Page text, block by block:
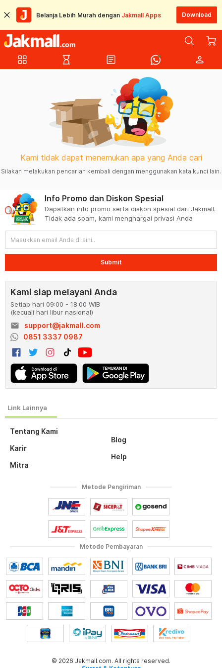
Belanja Lebih Murah dengan Jakmall Apps Download
grid_view hourglass_empty article person
Kami tidak dapat menemukan apa yang Anda cari
Silakan melakukan pencarian kembali dengan menggunakan kata kunci lain.
Tentang Kami
Karir
Mitra
Blog
Help
Info Promo dan Diskon Spesial
Dapatkan info promo serta diskon spesial dari Jakmall.
Tidak ada spam, kami menghargai privasi Anda
Submit
Kami siap melayani Anda
Setiap hari 09:00 - 18:00 WIB
(kecuali hari libur nasional)
email
support@jakmall.com
0851 3337 0987
Metode Pembayaran
Metode Pengiriman
© 2026 Jakmall.com. All rights reserved.